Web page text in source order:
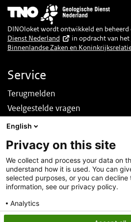
Afbeelding
DINOloket wordt ontwikkeld en beheerd
Dienst Nederland
in opdracht van het
Binnenlandse Zaken en
Service
Terugmelden
Veelgestelde vragen
Nieuws
English
Over deze site
Over DINOloket
Contact
Disclaimer
Toegankelijkheid
English
Privacy on this site
We collect and process your data on
understand how it is used. You can
selected purposes, or you can decline
information, see our privacy policy.
Analytics
Privacy policy